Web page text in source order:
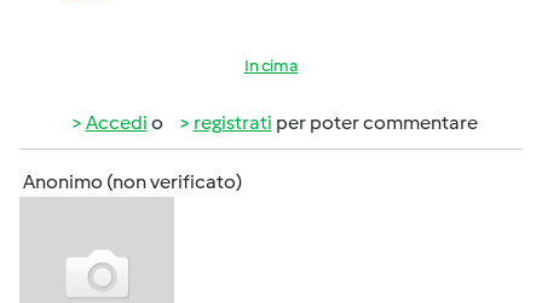
In cima
Accedi o registrati per poter commentare
Anonimo (non verificato)